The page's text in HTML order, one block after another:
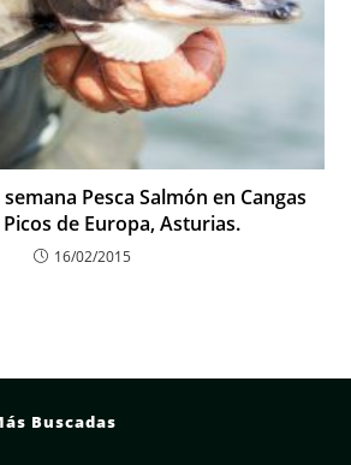
Pesca Salmón en Cangas
de Europa, Asturias.
16/02/2015
Buscadas